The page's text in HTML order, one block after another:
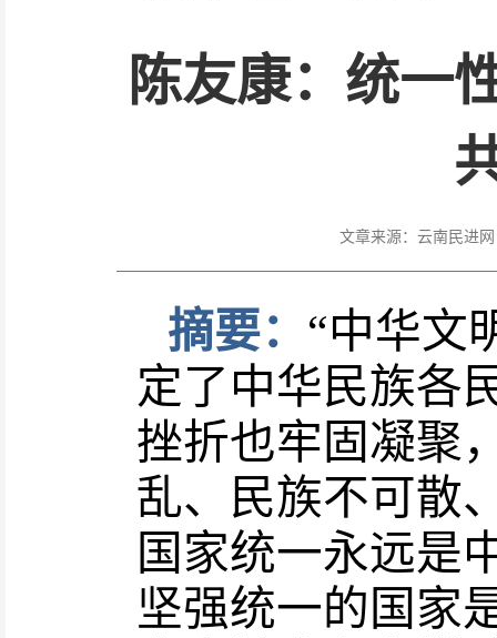
陈友康：统一
文章来源： 云南民进网
摘要： “中华文
定了中华民族各
挫折也牢固凝聚
乱、民族不可散
国家统一永远是
坚强统一的国家